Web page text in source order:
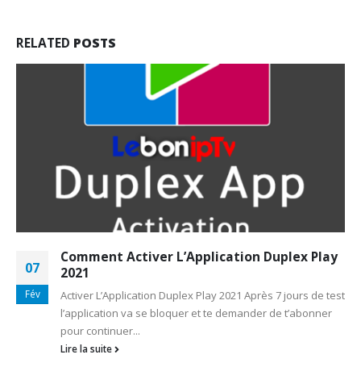
RELATED POSTS
07
Fév
Comment Activer L’Application Duplex Play
2021
Activer L’Application Duplex Play 2021 Après 7 jours de test
l’application va se bloquer et te demander de t’abonner
pour continuer...
Lire la suite